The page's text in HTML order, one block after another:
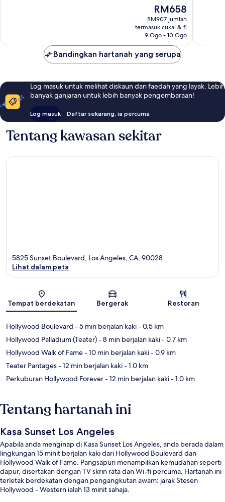
Harga
ialah
RM658
RM658
RM907 jumlah
termasuk cukai & fi
9 Ogo - 10 Ogo
Bandingkan hartanah yang serupa
Log masuk untuk melihat diskaun dan faedah yang layak. Lebih
banyak ganjaran untuk lebih banyak pengembaraan!
Log masuk Daftar sekarang, ia percuma
Tentang kawasan sekitar
Peta
5825 Sunset Boulevard, Los Angeles, CA, 90028
Lihat dalam peta
Tempat berdekatan Bergerak Restoran
Hollywood Boulevard - 5 min berjalan kaki- 0.5 km
Hollywood Palladium (Teater)- 8 min berjalan kaki- 0.7 km
Hollywood Walk of Fame- 10 min berjalan kaki- 0.9 km
Teater Pantages- 12 min berjalan kaki- 1.0 km
Perkuburan Hollywood Forever- 12 min berjalan kaki- 1.0 km
Tentang hartanah ini
Kasa Sunset Los Angeles
Apabila anda menginap di Kasa Sunset Los Angeles, anda berada dalam
lingkungan 15 minit berjalan kaki dari Hollywood Boulevard dan
Hollywood Walk of Fame. Pangsapuri menampilkan kemudahan seperti
dapur, disertakan dengan TV skrin rata dan Wi-fi percuma. Hartanah ini
terletak berdekatan dengan pengangkutan awam: jarak Stesen
Hollywood - Western ialah 13 minit sahaja.